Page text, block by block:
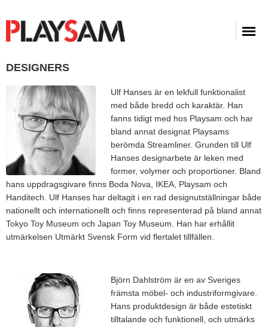
DESIGNERS
Ulf Hanses är en lekfull funktionalist
med både bredd och karaktär. Han
fanns tidigt med hos Playsam och har
bland annat designat Playsams
berömda Streamliner. Grunden till Ulf
Hanses designarbete är leken med
former, volymer och proportioner. Bland
hans uppdragsgivare finns Boda Nova, IKEA, Playsam och
Handitech. Ulf Hanses har deltagit i en rad designutställningar både
nationellt och internationellt och finns representerad på bland annat
Tokyo Toy Museum och Japan Toy Museum. Han har erhållit
utmärkelsen Utmärkt Svensk Form vid flertalet tillfällen.
Björn Dahlström är en av Sveriges
främsta möbel- och industriformgivare.
Hans produktdesign är både estetiskt
tilltalande och funktionell, och utmärks